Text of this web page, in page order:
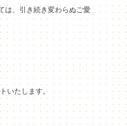
は、引き続き変わらぬご愛
いたします。